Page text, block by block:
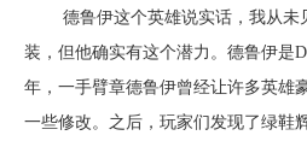
德鲁伊这个英雄说实话，我从未
装，但他确实有这个潜力。德鲁伊是
年，一手臂章德鲁伊曾经让许多英雄
一些修改。之后，玩家们发现了绿鞋